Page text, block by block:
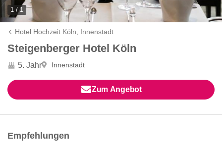
1 / 1
Hotel Hochzeit Köln, Innenstadt
Steigenberger Hotel Köln
5. Jahr Innenstadt
Zum Angebot
Empfehlungen